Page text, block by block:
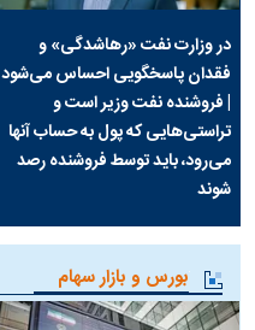
در وزارت نفت «رهاشدگی» و
فقدان پاسخگویی احساس می‌شود
| فروشنده نفت وزیر است و
تراستی‌هایی که پول به حساب آنها
می‌رود، باید توسط فروشنده رصد
شوند
بورس و بازار سهام